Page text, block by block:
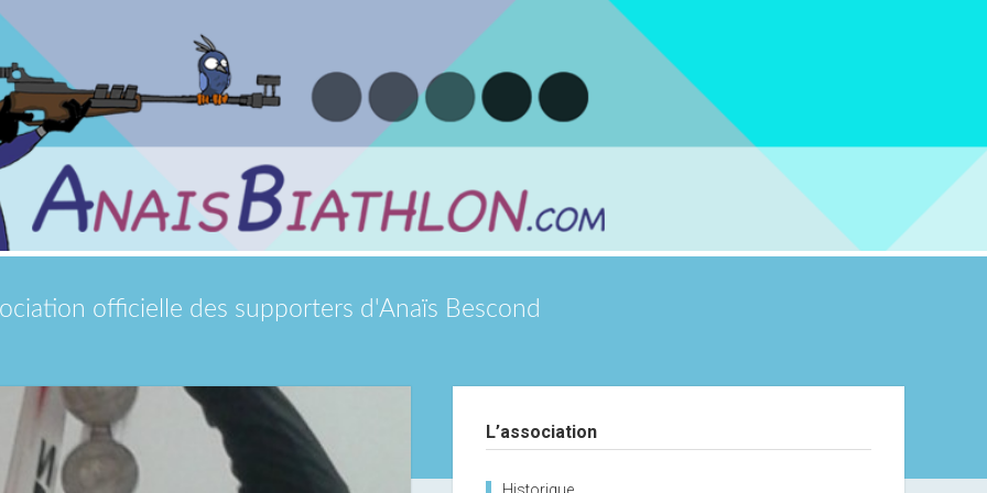
officielle des supporters d'Anaïs Bescond
L’association